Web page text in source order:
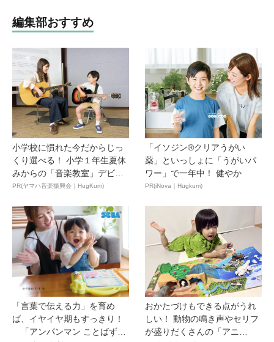
編集部おすすめ
小学校に慣れた今だからじっ
くり選べる！ 小学１年生夏休
みからの「音楽教室」デビ
ュ...
PR(ヤマハ音楽振興会｜HugKum)
「イソジン®クリアうがい
薬」といっしょに「うがいパ
ワー」で一年中！ 健やか
PR(iNova｜Hugkum)
「言葉で伝える力」を育め
ば、イヤイヤ期もすっきり！
「アンパンマン ことばずか
おかたづけもできる点がうれ
しい！ 動物の鳴き声やセリフ
が盛りだくさんの「アニ